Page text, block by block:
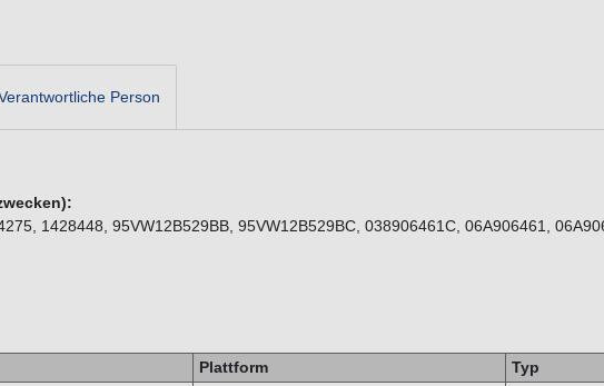
Person
1428448, 95VW12B529BB, 95VW12B529BC, 038906461C, 06A906461,
Plattform Typ